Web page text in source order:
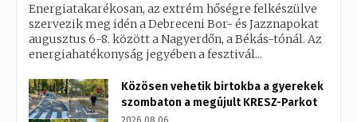
Energiatakarékosan, az extrém hőségre felkészülve
szervezik meg idén a Debreceni Bor- és Jazznapokat
augusztus 6-8. között a Nagyerdőn, a Békás-tónál. Az
energiahatékonyság jegyében a fesztivál...
Közösen vehetik birtokba a gyerekek
szombaton a megújult KRESZ-Parkot